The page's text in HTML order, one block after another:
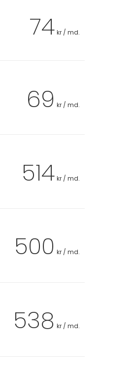
74 kr / md.
69 kr / md.
514 kr / md.
500 kr / md.
538 kr / md.